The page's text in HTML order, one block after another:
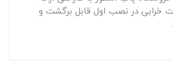
خرابی در نصب اول قابل برگشت و